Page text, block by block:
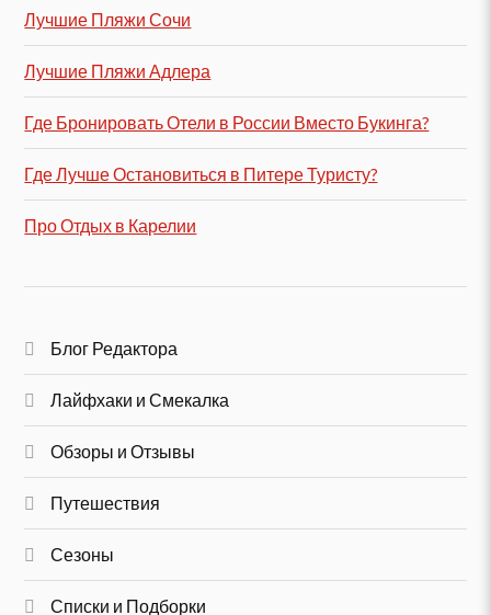
Лучшие Пляжи Сочи
Лучшие Пляжи Адлера
Где Бронировать Отели в России Вместо Букинга?
Где Лучше Остановиться в Питере Туристу?
Про Отдых в Карелии
Блог Редактора
Лайфхаки и Смекалка
Обзоры и Отзывы
Путешествия
Сезоны
Списки и Подборки